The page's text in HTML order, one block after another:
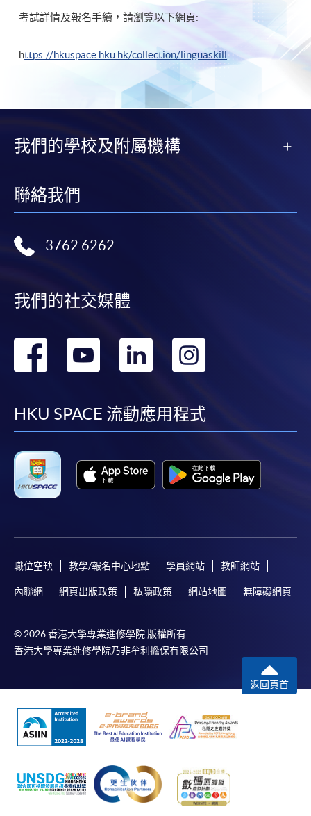
考試詳情及報名手續，請瀏覽以下網頁:
https://hkuspace.hku.hk/collection/linguaskill
我們的學校及附屬機構
聯絡我們
3762 6262
我們的社交媒體
轉
facebook
轉
youtube
轉
linkedin
轉
HKU SPACE 流動應用程式
職位空缺 教學/報名中心地點 學員網站 教師網站
內聯網 網頁出版政策 私隱政策 網站地圖 無障礙網頁
© 2026 香港大學專業進修學院 版權所有
香港大學專業進修學院乃非牟利擔保有限公司
返回頁首